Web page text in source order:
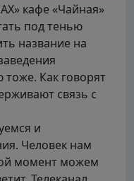
кафе «Чайная»
под тенью
название на
Как говорят
связь с
и
Человек нам
момент можем